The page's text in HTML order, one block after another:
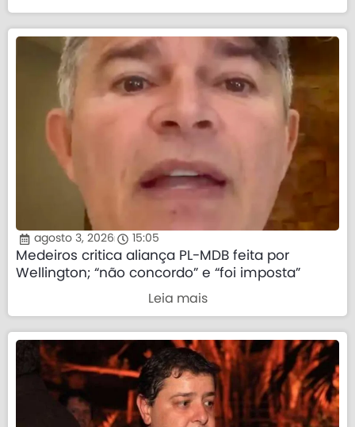
agosto 3, 2026 15:05
Medeiros critica aliança PL-MDB feita por
Wellington; “não concordo” e “foi imposta”
Leia mais